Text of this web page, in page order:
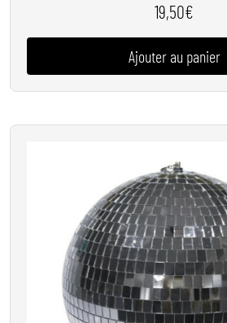
19,50€
Ajouter au panier